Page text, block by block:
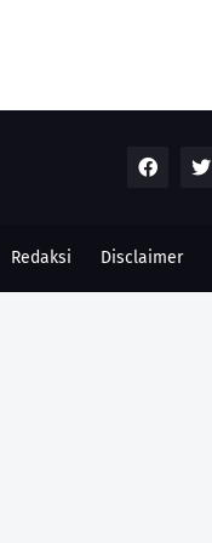
Redaksi Disclaimer